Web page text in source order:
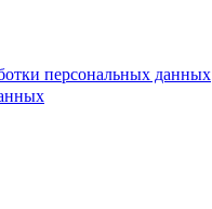
персональных данных